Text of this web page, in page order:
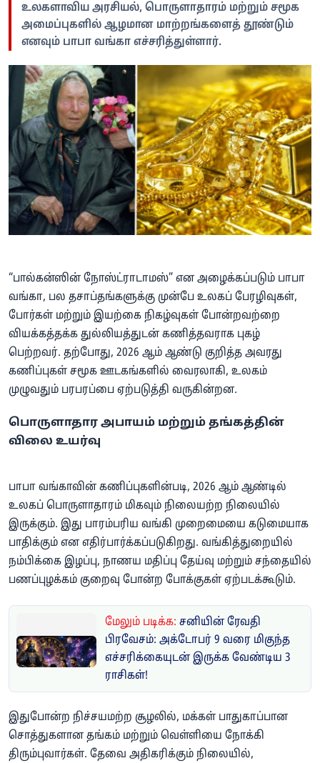
உலகளாவிய அரசியல், பொருளாதாரம் மற்றும் சமூக
அமைப்புகளில் ஆழமான மாற்றங்களைத் தூண்டும்
எனவும் பாபா வங்கா எச்சரித்துள்ளார்.
“பால்கன்ஸின் நோஸ்ட்ராடாமஸ்” என அழைக்கப்படும் பாபா
வங்கா, பல தசாப்தங்களுக்கு முன்பே உலகப் பேரழிவுகள்,
போர்கள் மற்றும் இயற்கை நிகழ்வுகள் போன்றவற்றை
வியக்கத்தக்க துல்லியத்துடன் கணித்தவராக புகழ்
பெற்றவர். தற்போது, 2026 ஆம் ஆண்டு குறித்த அவரது
கணிப்புகள் சமூக ஊடகங்களில் வைரலாகி, உலகம்
முழுவதும் பரபரப்பை ஏற்படுத்தி வருகின்றன.
பொருளாதார அபாயம் மற்றும் தங்கத்தின்
விலை உயர்வு
பாபா வங்காவின் கணிப்புகளின்படி, 2026 ஆம் ஆண்டில்
உலகப் பொருளாதாரம் மிகவும் நிலையற்ற நிலையில்
இருக்கும். இது பாரம்பரிய வங்கி முறைமையை கடுமையாக
பாதிக்கும் என எதிர்பார்க்கப்படுகிறது. வங்கித்துறையில்
நம்பிக்கை இழப்பு, நாணய மதிப்பு தேய்வு மற்றும் சந்தையில்
பணப்புழக்கம் குறைவு போன்ற போக்குகள் ஏற்படக்கூடும்.
மேலும் படிக்க: சனியின் ரேவதி
பிரவேசம்: அக்டோபர் 9 வரை மிகுந்த
எச்சரிக்கையுடன் இருக்க வேண்டிய 3
ராசிகள்!
இதுபோன்ற நிச்சயமற்ற சூழலில், மக்கள் பாதுகாப்பான
சொத்துகளான தங்கம் மற்றும் வெள்ளியை நோக்கி
திரும்புவார்கள். தேவை அதிகரிக்கும் நிலையில்,